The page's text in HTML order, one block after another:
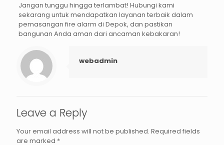
Jangan tunggu hingga terlambat! Hubungi kami
sekarang untuk mendapatkan layanan terbaik dalam
pemasangan fire alarm di Depok, dan pastikan
bangunan Anda aman dari ancaman kebakaran!
webadmin
Leave a Reply
Your email address will not be published. Required fields
are marked *